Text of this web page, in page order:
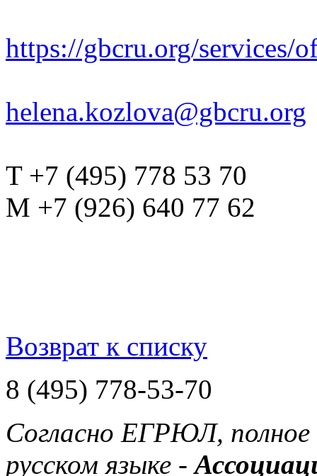
https://gbcru.org/services/
helena.kozlova@gbcru.org
T +7 (495) 778 53 70
M +7 (926) 640 77 62
Возврат к списку
8 (495) 778-53-70
Согласно ЕГРЮЛ, полное
русском языке -